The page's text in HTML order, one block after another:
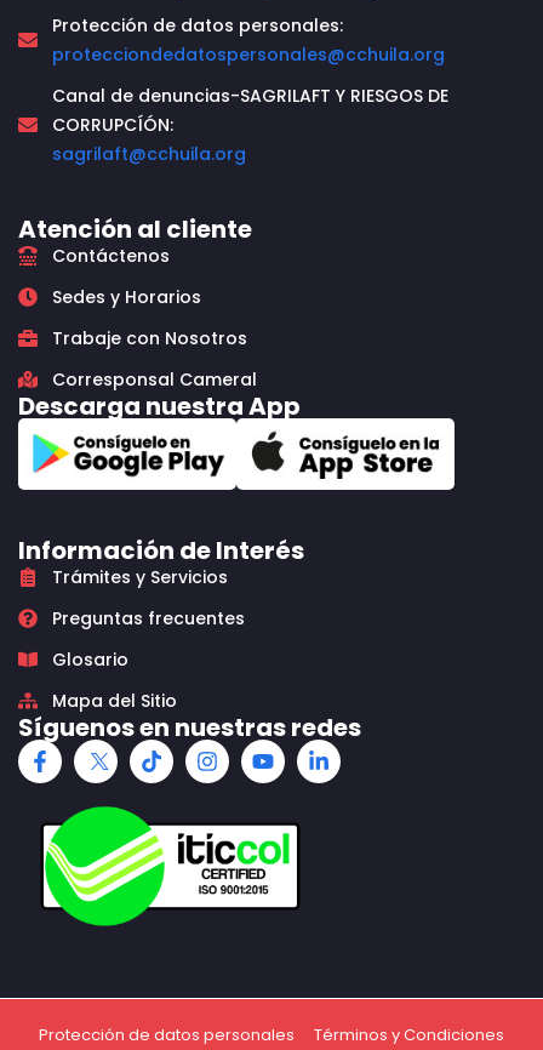
Protección de datos personales:
protecciondedatospersonales@cchuila.org
Canal de denuncias-SAGRILAFT Y RIESGOS DE
CORRUPCÍÓN:
sagrilaft@cchuila.org
Atención al cliente
Contáctenos
Sedes y Horarios
Trabaje con Nosotros
Corresponsal Cameral
Descarga nuestra App
Información de Interés
Trámites y Servicios
Preguntas frecuentes
Glosario
Mapa del Sitio
Síguenos en nuestras redes
Protección de datos personales
Términos y Condiciones